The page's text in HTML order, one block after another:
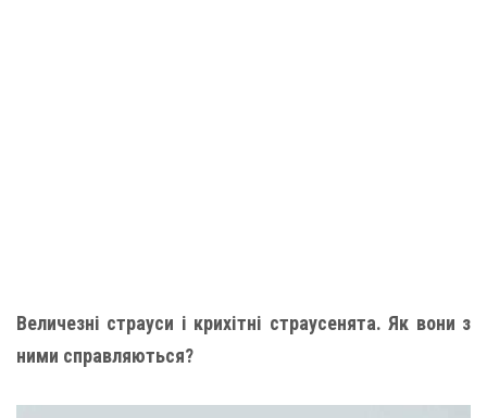
Величезні страуси і крихітні страусенята. Як вони з
ними справляються?